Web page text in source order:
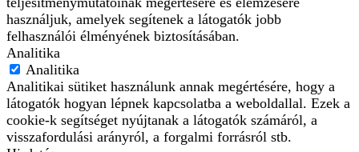
használjuk, amelyek segítenek a látogatók jobb
felhasználói élményének biztosításában.
Analitika
Analitika
Analitikai sütiket használunk annak megértésére, hogy a
látogatók hogyan lépnek kapcsolatba a weboldallal. Ezek a
cookie-k segítséget nyújtanak a látogatók számáról, a
visszafordulási arányról, a forgalmi forrásról stb.